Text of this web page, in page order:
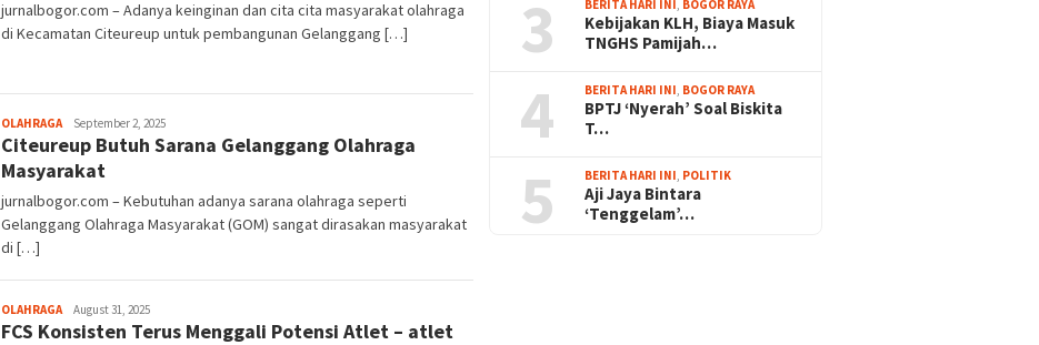
jurnalbogor.com – Adanya keinginan dan cita cita masyarakat olahraga
di Kecamatan Citeureup untuk pembangunan Gelanggang […]
OLAHRAGAAga
Alamanda
September 2, 2025
Citeureup Butuh Sarana Gelanggang Olahraga
Masyarakat
jurnalbogor.com – Kebutuhan adanya sarana olahraga seperti
Gelanggang Olahraga Masyarakat (GOM) sangat dirasakan masyarakat
di […]
OLAHRAGAAga
Alamanda
August 31, 2025
FCS Konsisten Terus Menggali Potensi Atlet – atlet
3 BERITA HARI INI, BOGOR RAYA
Kebijakan KLH, Biaya Masuk
TNGHS Pamijah…
4 BERITA HARI INI, BOGOR RAYA
BPTJ ‘Nyerah’ Soal Biskita
T…
5 BERITA HARI INI, POLITIK
Aji Jaya Bintara
‘Tenggelam’…